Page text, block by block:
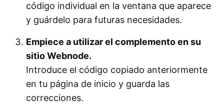
código individual en la ventana que aparece
y guárdelo para futuras necesidades.
Empiece a utilizar el complemento en su
sitio Webnode.
Introduce el código copiado anteriormente
en tu página de inicio y guarda las
correcciones.